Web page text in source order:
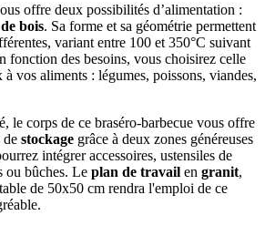
offre deux possibilités d’alimentation :
bois. Sa forme et sa géométrie permettent
variant entre 100 et 350°C suivant
fonction des besoins, vous choisirez celle
vos aliments : légumes, poissons, viandes,
le corps de ce braséro-barbecue vous offre
de stockage grâce à deux zones généreuses
intégrer accessoires, ustensiles de
ou bûches. Le plan de travail en granit,
de 50x50 cm rendra l'emploi de ce